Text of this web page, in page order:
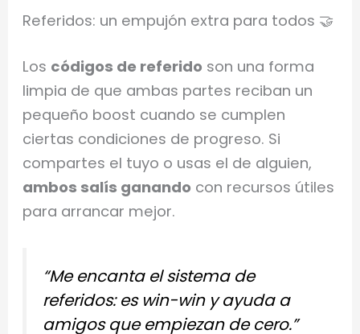
Referidos: un empujón extra para todos 🤝
Los códigos de referido son una forma
limpia de que ambas partes reciban un
pequeño boost cuando se cumplen
ciertas condiciones de progreso. Si
compartes el tuyo o usas el de alguien,
ambos salís ganando con recursos útiles
para arrancar mejor.
“Me encanta el sistema de
referidos: es win-win y ayuda a
amigos que empiezan de cero.”